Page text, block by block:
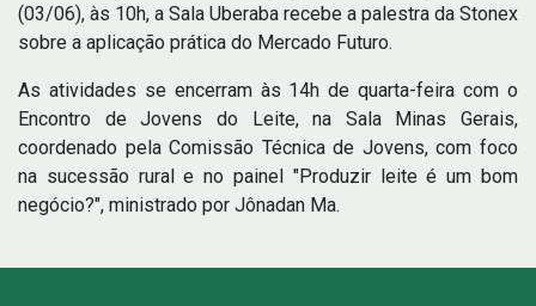
(03/06), às 10h, a Sala Uberaba recebe a palestra da Stonex
sobre a aplicação prática do Mercado Futuro.
As atividades se encerram às 14h de quarta-feira com o
Encontro de Jovens do Leite, na Sala Minas Gerais,
coordenado pela Comissão Técnica de Jovens, com foco
na sucessão rural e no painel "Produzir leite é um bom
negócio?", ministrado por Jônadan Ma.